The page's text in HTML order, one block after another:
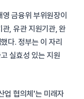
금융위 부위원장이
, 유관 지원기관, 완
다. 정부는 이 자리
실효성 있는 지원
업 협의체'는 미래자